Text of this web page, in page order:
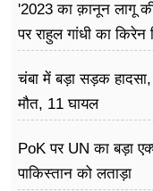
'2023 का क़ानून लागू
पर राहुल गांधी का किरेन
चंबा में बड़ा सड़क
मौत, 11 घायल
PoK पर UN का बड़ा
पाकिस्तान को लताड़ा